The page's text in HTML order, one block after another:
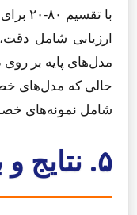
با
مدل‌های پایه بر
حالی که مدل‌های
شامل نمونه‌های
۵. نتایج و بحث